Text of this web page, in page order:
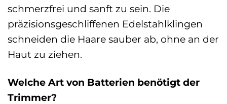
schmerzfrei und sanft zu sein. Die
präzisionsgeschliffenen Edelstahlklingen
schneiden die Haare sauber ab, ohne an der
Haut zu ziehen.
Welche Art von Batterien benötigt der
Trimmer?